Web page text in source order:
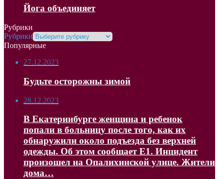
Йога объединяет
Рубрики
Рубрики
Популярные
27.12.2023
Будьте осторожны зимой
28.12.2023
В Екатеринбурге женщина и ребенок
попали в больницу после того, как их
обнаружили около подъезда без верхней
одежды. Об этом сообщает Е1. Инцидент
произошел на Опалихинской улице. Жители
дома…